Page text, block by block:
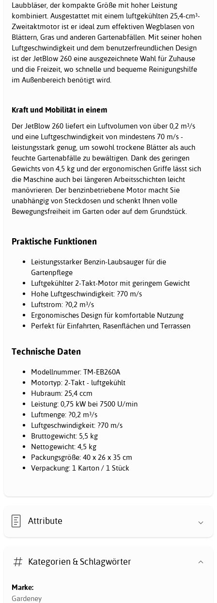
Laubbläser, der kompakte Größe mit hoher Leistung
kombiniert. Ausgestattet mit einem luftgekühlten 25,4-cm³-
Zweitaktmotor ist er ideal zum effektiven Wegblasen von
Blättern, Gras und anderen Gartenabfällen. Mit seiner hohen
Luftgeschwindigkeit und dem benutzerfreundlichen Design
ist der JetBlow 260 eine ausgezeichnete Wahl für Zuhause
und die Freizeit, wo schnelle und bequeme Reinigungshilfe
im Außenbereich benötigt wird.
Kraft und Mobilität in einem
Der JetBlow 260 liefert ein Luftvolumen von über 0,2 m³/s
und eine Luftgeschwindigkeit von mindestens 70 m/s -
leistungsstark genug, um sowohl trockene Blätter als auch
feuchte Gartenabfälle zu bewältigen. Dank des geringen
Gewichts von 4,5 kg und der ergonomischen Griffe lässt sich
die Maschine auch bei längeren Arbeitsschichten leicht
manövrieren. Der benzinbetriebene Motor macht Sie
unabhängig von Steckdosen und schenkt Ihnen volle
Bewegungsfreiheit im Garten oder auf dem Grundstück.
Praktische Funktionen
Leistungsstarker Benzin-Laubsauger für die
Gartenpflege
Luftgekühlter 2-Takt-Motor mit geringem Gewicht
Hohe Luftgeschwindigkeit: ?70 m/s
Luftstrom: ?0,2 m³/s
Ergonomisches Design für komfortable Nutzung
Perfekt für Einfahrten, Rasenflächen und Terrassen
Technische Daten
Modellnummer: TM-EB260A
Motortyp: 2-Takt - luftgekühlt
Hubraum: 25,4 ccm
Leistung: 0,75 kW bei 7500 U/min
Luftmenge: ?0,2 m³/s
Luftgeschwindigkeit: ?70 m/s
Bruttogewicht: 5,5 kg
Nettogewicht: 4,5 kg
Packungsgröße: 40 x 26 x 35 cm
Verpackung: 1 Karton / 1 Stück
Attribute
Kategorien & Schlagwörter
Marke:
Gardeney